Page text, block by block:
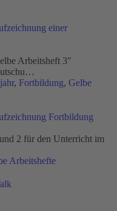
einer
Arbeitsheft 3"
, Fortbildung, Gelbe
Fortbildung
2 für den Unterricht im
Arbeitshefte